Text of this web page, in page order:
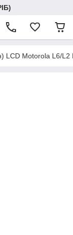
LCD Motorola L6/L2